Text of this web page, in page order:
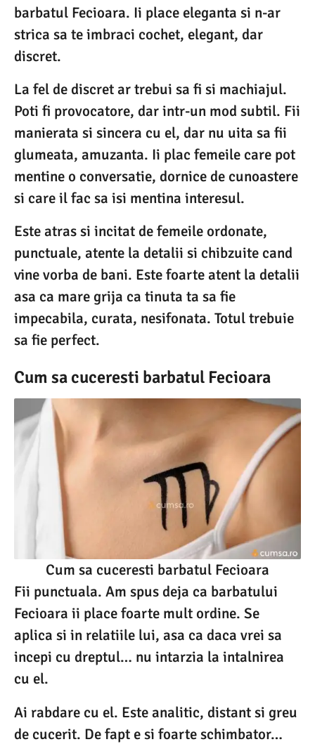
barbatul Fecioara. Ii place eleganta si n-ar
strica sa te imbraci cochet, elegant, dar
discret.
La fel de discret ar trebui sa fi si machiajul.
Poti fi provocatore, dar intr-un mod subtil. Fii
manierata si sincera cu el, dar nu uita sa fii
glumeata, amuzanta. Ii plac femeile care pot
mentine o conversatie, dornice de cunoastere
si care il fac sa isi mentina interesul.
Este atras si incitat de femeile ordonate,
punctuale, atente la detalii si chibzuite cand
vine vorba de bani. Este foarte atent la detalii
asa ca mare grija ca tinuta ta sa fie
impecabila, curata, nesifonata. Totul trebuie
sa fie perfect.
Cum sa cuceresti barbatul Fecioara
Cum sa cuceresti barbatul Fecioara
Fii punctuala. Am spus deja ca barbatului
Fecioara ii place foarte mult ordine. Se
aplica si in relatiile lui, asa ca daca vrei sa
incepi cu dreptul… nu intarzia la intalnirea
cu el.
Ai rabdare cu el. Este analitic, distant si greu
de cucerit. De fapt e si foarte schimbator…